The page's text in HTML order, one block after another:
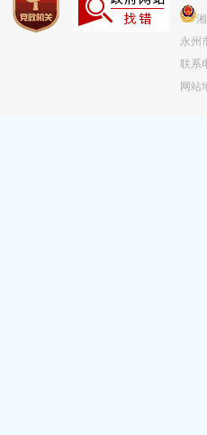
永州
联系
网站